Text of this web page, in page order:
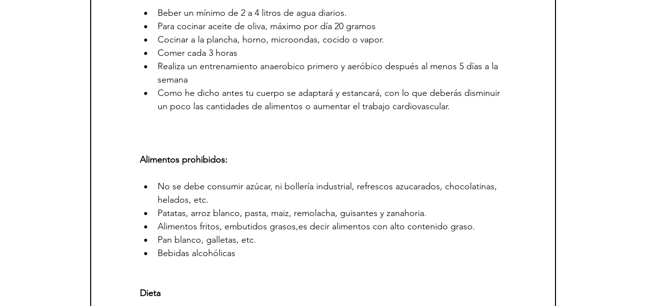
Beber un mínimo de 2 a 4 litros de agua diarios.
Para cocinar aceite de oliva, máximo por día 20 gramos
Cocinar a la plancha, horno, microondas, cocido o vapor.
Comer cada 3 horas
Realiza un entrenamiento anaerobico primero y aeróbico después al menos 5 días a la
semana
Como he dicho antes tu cuerpo se adaptará y estancará, con lo que deberás disminuir
un poco las cantidades de alimentos o aumentar el trabajo cardiovascular.
Alimentos prohibidos:
No se debe consumir azúcar, ni bollería industrial, refrescos azucarados, chocolatinas,
helados, etc.
Patatas, arroz blanco, pasta, maiz, remolacha, guisantes y zanahoria.
Alimentos fritos, embutidos grasos,es decir alimentos con alto contenido graso.
Pan blanco, galletas, etc.
Bebidas alcohólicas
Dieta